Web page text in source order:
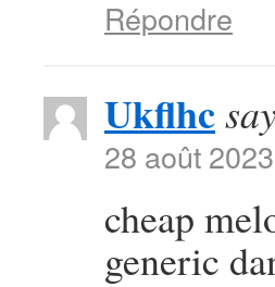
Répondre
Ukflhc
28 août
cheap
generic